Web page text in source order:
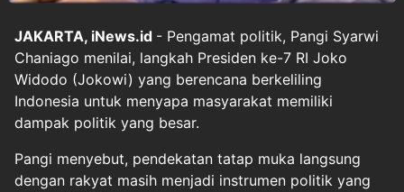
JAKARTA, iNews.id - Pengamat politik, Pangi Syarwi
Chaniago menilai, langkah Presiden ke-7 RI Joko
Widodo (Jokowi) yang berencana berkeliling
Indonesia untuk menyapa masyarakat memiliki
dampak politik yang besar.
Pangi menyebut, pendekatan tatap muka langsung
dengan rakyat masih menjadi instrumen politik yang